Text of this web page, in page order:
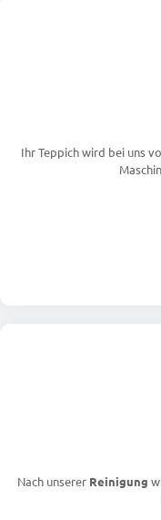
Ihr Teppich wird bei uns
Nach unserer Reinigung